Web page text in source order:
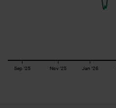
Sep '25 Nov '25 Jan '26